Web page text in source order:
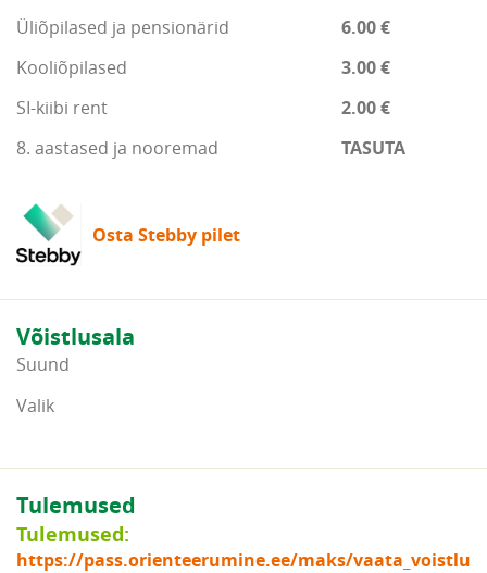
Üliõpilased ja pensionärid
6.00 €
Kooliõpilased
3.00 €
SI-kiibi rent
2.00 €
8. aastased ja nooremad
TASUTA
Osta Stebby pilet
Võistlusala
Suund
Valik
Tulemused
Tulemused:
https://pass.orienteerumine.ee/maks/vaata_voistlu